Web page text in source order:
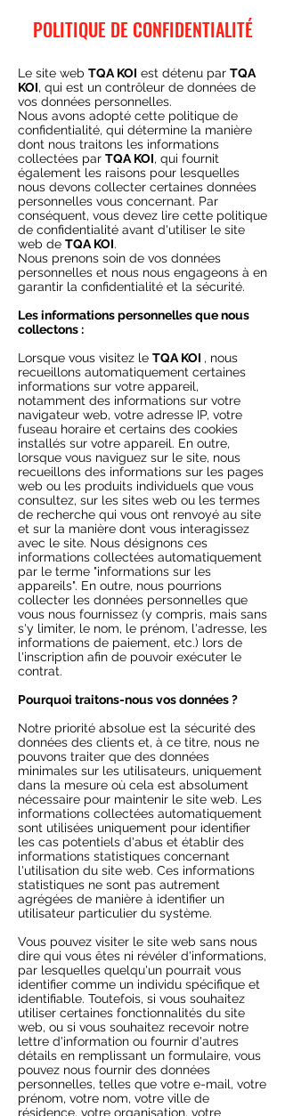
POLITIQUE DE CONFIDENTIALITÉ
Le site web TQA KOI est détenu par TQA
KOI, qui est un contrôleur de données de
vos données personnelles.
Nous avons adopté cette politique de
confidentialité, qui détermine la manière
dont nous traitons les informations
collectées par TQA KOI, qui fournit
également les raisons pour lesquelles
nous devons collecter certaines données
personnelles vous concernant. Par
conséquent, vous devez lire cette politique
de confidentialité avant d'utiliser le site
web de TQA KOI.
Nous prenons soin de vos données
personnelles et nous nous engageons à en
garantir la confidentialité et la sécurité.
Les informations personnelles que nous
collectons :
Lorsque vous visitez le TQA KOI , nous
recueillons automatiquement certaines
informations sur votre appareil,
notamment des informations sur votre
navigateur web, votre adresse IP, votre
fuseau horaire et certains des cookies
installés sur votre appareil. En outre,
lorsque vous naviguez sur le site, nous
recueillons des informations sur les pages
web ou les produits individuels que vous
consultez, sur les sites web ou les termes
de recherche qui vous ont renvoyé au site
et sur la manière dont vous interagissez
avec le site. Nous désignons ces
informations collectées automatiquement
par le terme "informations sur les
appareils". En outre, nous pourrions
collecter les données personnelles que
vous nous fournissez (y compris, mais sans
s'y limiter, le nom, le prénom, l'adresse, les
informations de paiement, etc.) lors de
l'inscription afin de pouvoir exécuter le
contrat.
Pourquoi traitons-nous vos données ?
Notre priorité absolue est la sécurité des
données des clients et, à ce titre, nous ne
pouvons traiter que des données
minimales sur les utilisateurs, uniquement
dans la mesure où cela est absolument
nécessaire pour maintenir le site web. Les
informations collectées automatiquement
sont utilisées uniquement pour identifier
les cas potentiels d'abus et établir des
informations statistiques concernant
l'utilisation du site web. Ces informations
statistiques ne sont pas autrement
agrégées de manière à identifier un
utilisateur particulier du système.
Vous pouvez visiter le site web sans nous
dire qui vous êtes ni révéler d'informations,
par lesquelles quelqu'un pourrait vous
identifier comme un individu spécifique et
identifiable. Toutefois, si vous souhaitez
utiliser certaines fonctionnalités du site
web, ou si vous souhaitez recevoir notre
lettre d'information ou fournir d'autres
détails en remplissant un formulaire, vous
pouvez nous fournir des données
personnelles, telles que votre e-mail, votre
prénom, votre nom, votre ville de
résidence, votre organisation, votre